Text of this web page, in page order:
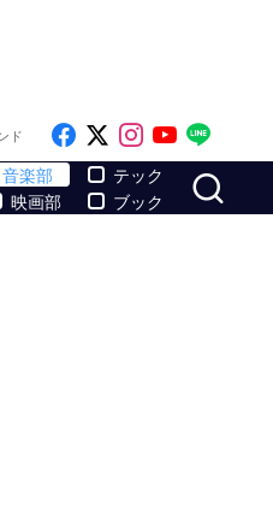
ド Like on Facebook
Follow on x
Follow on
Follow
音楽部
映画部
テック
ブック